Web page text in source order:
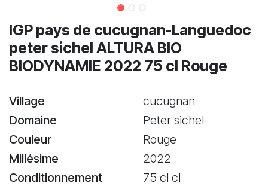
IGP pays de cucugnan-Languedoc
peter sichel ALTURA BIO
BIODYNAMIE 2022 75 cl Rouge
Village
cucugnan
Domaine
Peter sichel
Couleur
Rouge
Millésime
2022
Conditionnement
75 cl cl